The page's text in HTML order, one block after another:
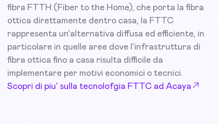
fibra FTTH (Fiber to the Home), che porta la fibra
ottica direttamente dentro casa, la FTTC
rappresenta un'alternativa diffusa ed efficiente, in
particolare in quelle aree dove l'infrastruttura di
fibra ottica fino a casa risulta difficile da
implementare per motivi economici o tecnici.
Scopri di piu' sulla tecnolofgia FTTC ad Acaya